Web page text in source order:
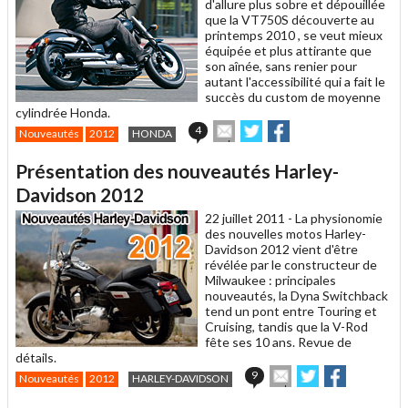
d'allure plus sobre et dépouillée
que la VT750S découverte au
printemps 2010 , se veut mieux
équipée et plus attirante que
son aînée, sans renier pour
autant l'accessibilité qui a fait le
succès du custom de moyenne
cylindrée Honda.
Nouveautés 2012 HONDA 4
Envoyer
cet
à
Partager
sur sur
Présentation des nouveautés Harley-
Davidson 2012
22 juillet 2011 - La physionomie
des nouvelles motos Harley-
Davidson 2012 vient d'être
révélée par le constructeur de
Milwaukee : principales
nouveautés, la Dyna Switchback
tend un pont entre Touring et
Cruising, tandis que la V-Rod
fête ses 10 ans. Revue de
détails.
Nouveautés 2012 HARLEY-DAVIDSON 9
Envoyer
cet
Partager
sur sur